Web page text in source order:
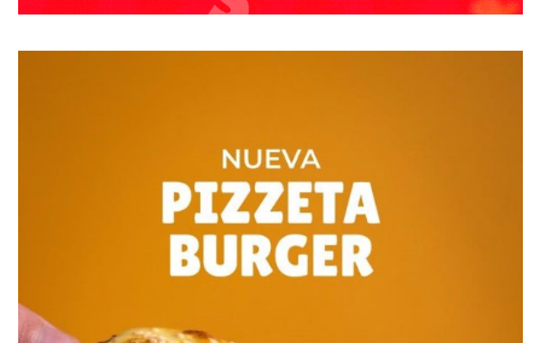
con mayores atributos futbolísticos que nuestro músico y
poeta, quien desde su paso por Ferroviario, Villa Rosa e
El parecido físico, su posición en el campo, hoy con
algunos kilos de más, jugando en “la cueva”, hacen que el
mendocino Gustavo Pastén siga siendo, en El Perdido,
“Caneo” (histórico volante creativo de Quilmes).
Garrincha fue un crack mundial, por el mismo desenfado y